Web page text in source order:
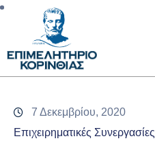
Επιμελητήριο
Υπηρεσίες
7 Δεκεμβρίου, 2020
Επιχειρηματικές Συνεργασίες